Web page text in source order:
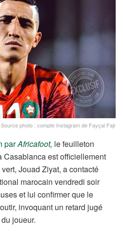
Source photo : compte Instagram de Fayçal Fajr
parAfricafoot, le feuilleton
est officiellement
Jouad Ziyat, a contacté
marocain vendredi soir
et lui confirmer que le
invoquant un retard jugé
joueur.